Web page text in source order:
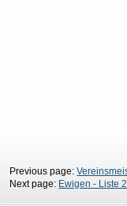
Previous page:
Next page: Ewigen - Liste